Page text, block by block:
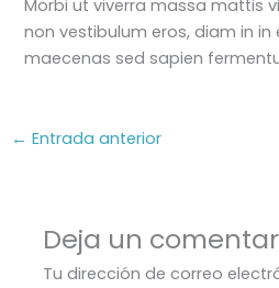
Morbi ut viverra massa mattis
non vestibulum eros, diam in in
maecenas sed sapien
← Entrada anterior
Deja un
Tu dirección de correo